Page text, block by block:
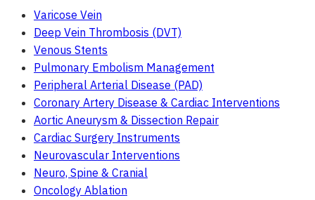
Varicose Vein
Deep Vein Thrombosis (DVT)
Venous Stents
Pulmonary Embolism Management
Peripheral Arterial Disease (PAD)
Coronary Artery Disease & Cardiac Interventions
Aortic Aneurysm & Dissection Repair
Cardiac Surgery Instruments
Neurovascular Interventions
Neuro, Spine & Cranial
Oncology Ablation